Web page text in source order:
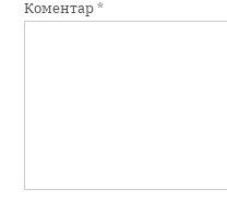
Коментар*